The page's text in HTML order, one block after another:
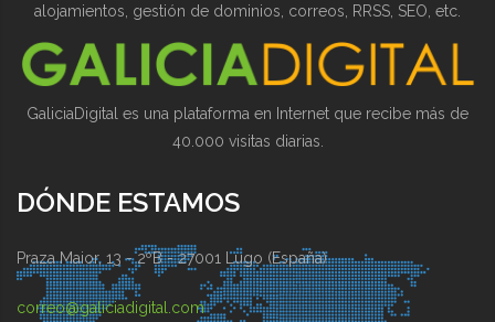
alojamientos, gestión de dominios, correos, RRSS, SEO, etc.
GaliciaDigital es una plataforma en Internet que recibe más de
40.000 visitas diarias.
DÓNDE ESTAMOS
Praza Maior, 13 - 2ºB - 27001 Lugo (España)
correo@galiciadigital.com